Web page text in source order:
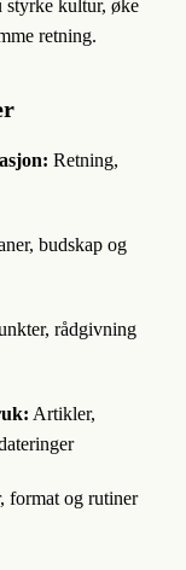
styrke kultur, øke
retning.
Retning,
budskap og
rådgivning
Artikler,
format og rutiner